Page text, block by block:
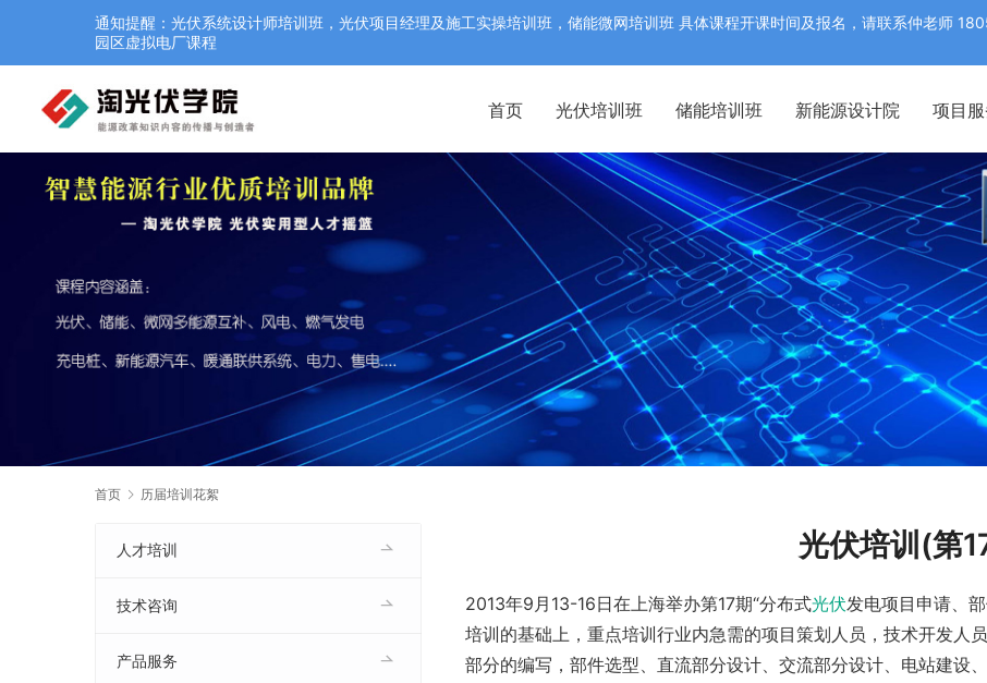
首页 光伏培训班 储能培训班 新能源设计院 项目
首页 历届培训花絮
光伏培训(第
2013年9月13-16日在上海举办第17期“分布式光伏发电项目申请、
培训的基础上，重点培训行业内急需的项目策划人员，技术开发人
部分的编写，部件选型、直流部分设计、交流部分设计、电站建设
人才培训
技术咨询
产品服务
通知提醒：光伏系统设计师培训班，光伏项目经理及施工实操培训班，储能微网培训班 具体课程开课时间及报名，请联系仲老师
园区虚拟电厂课程